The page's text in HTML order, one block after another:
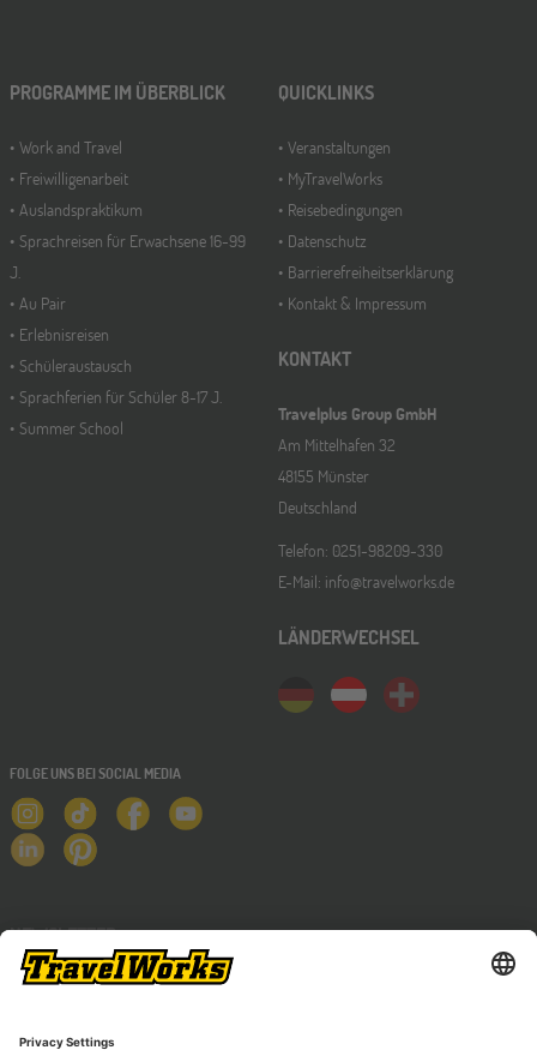
PROGRAMME IM ÜBERBLICK
Work and Travel
Freiwilligenarbeit
Auslandspraktikum
Sprachreisen für Erwachsene 16-99
J.
Au Pair
Erlebnisreisen
Schüleraustausch
Sprachferien für Schüler 8-17 J.
Summer School
QUICKLINKS
Veranstaltungen
MyTravelWorks
Reisebedingungen
Datenschutz
Barrierefreiheitserklärung
Kontakt & Impressum
KONTAKT
Travelplus Group GmbH
Am Mittelhafen 32
48155 Münster
Deutschland
Telefon: 0251-98209-330
E-Mail: info@travelworks.de
LÄNDERWECHSEL
FOLGE UNS BEI SOCIAL MEDIA
NEWSLETTER